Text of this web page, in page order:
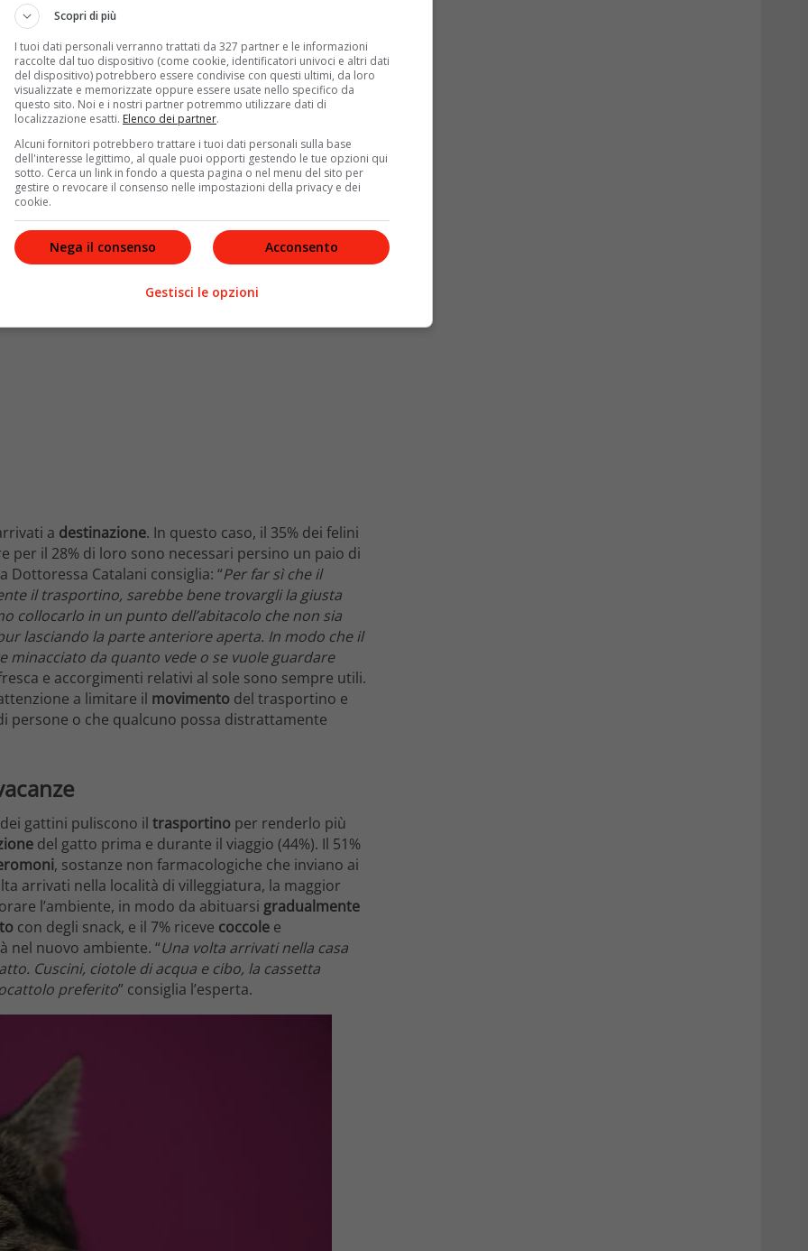
in comportamento animale e Presidente Senior
gatti fanno pensare che prevalga nell’animale il
compagnia. Molti gatti, al contrario di quanto
e risentono della nostra assenza. Per questi
“. La Dottoressa Catalani tiene a precisare che per
stressper l’animalee anche per lafamiglia . Del resto,
trovare radici proprio nel disagio procurato dal
afferma, a tal proposito, che iltrasportoè fonte
(82%), con
a destinazione. In questo caso, il 35% dei felini
per il 28% di loro sono necessari persino un paio di
Catalani consiglia: “Per far sì che il
il trasportino, sarebbe bene trovargli la giusta
collocarlo in un punto dell’abitacolo che non sia
lasciando la parte anteriore aperta. In modo che il
minacciato da quanto vede o se vuole guardare
e accorgimenti relativi al sole sono sempre utili.
a limitare il movimento del trasportino e
persone o che qualcuno possa distrattamente
gattini puliscono il trasportino per renderlo più
del gatto prima e durante il viaggio (44%). Il 51%
, sostanze non farmacologiche che inviano ai
arrivati nella località di villeggiatura, la maggior
l’ambiente, in modo da abituarsi gradualmente
con degli snack, e il 7% riceve coccole e
nel nuovo ambiente. “Una volta arrivati nella casa
Cuscini, ciotole di acqua e cibo, la cassetta
preferito” consiglia l’esperta.
Scopri di più
I tuoi dati personali verranno trattati da 327 partner e le informazioni
raccolte dal tuo dispositivo (come cookie, identificatori univoci e altri dati
del dispositivo) potrebbero essere condivise con questi ultimi, da loro
visualizzate e memorizzate oppure essere usate nello specifico da
questo sito. Noi e i nostri partner potremmo utilizzare dati di
localizzazione esatti. Elenco dei partner.
Alcuni fornitori potrebbero trattare i tuoi dati personali sulla base
dell'interesse legittimo, al quale puoi opporti gestendo le tue opzioni qui
sotto. Cerca un link in fondo a questa pagina o nel menu del sito per
gestire o revocare il consenso nelle impostazioni della privacy e dei
cookie.
Acconsento
Nega il consenso
Gestisci le opzioni